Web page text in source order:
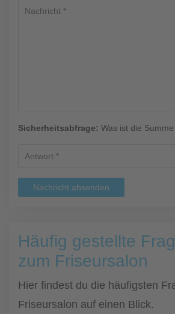
Sicherheitsabfrage: Was ist die
Nachricht absenden
Häufig gestellte
zum Friseursalon
Hier findest du die häufigsten
Friseursalon auf einen Blick.